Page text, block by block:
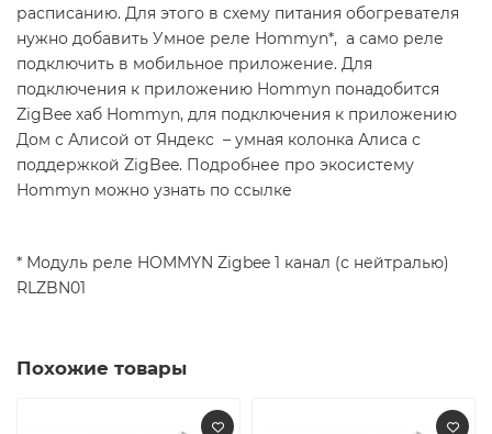
расписанию. Для этого в схему питания обогревателя
нужно добавить Умное реле Hommyn*, а само реле
подключить в мобильное приложение. Для
подключения к приложению Hommyn понадобится
ZigBee хаб Hommyn, для подключения к приложению
Дом с Алисой от Яндекс – умная колонка Алиса с
поддержкой ZigBee. Подробнее про экосистему
Hommyn можно узнать по ссылке
* Модуль реле HOMMYN Zigbee 1 канал (с нейтралью)
RLZBN01
Похожие товары